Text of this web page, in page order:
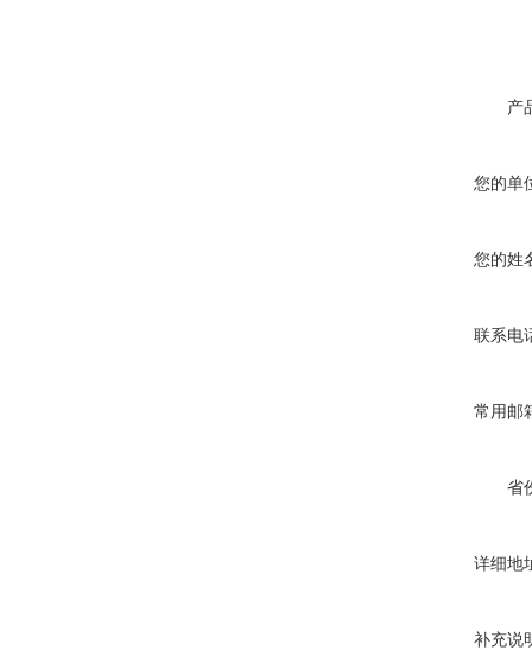
产
您的单
您的姓
联系电
常用邮
省
详细地
补充说